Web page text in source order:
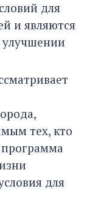
для
и являются
тех, кто
для